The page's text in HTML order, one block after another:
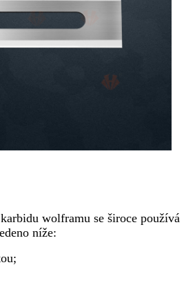
wolframu se široce používá
níže: